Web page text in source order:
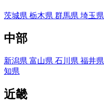
茨城県 栃木県 群馬県 埼玉県
中部
新潟県 富山県 石川県 福井県
知県
近畿